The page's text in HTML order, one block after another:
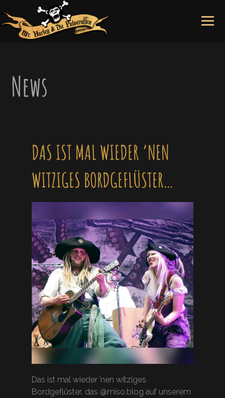
to
content
News
DAS IST MAL WIEDER ’NEN
WITZIGES BORDGEFLÜSTER…
Das ist mal wieder ’nen witziges
Bordgeflüster, das @miso.blog auf unserem